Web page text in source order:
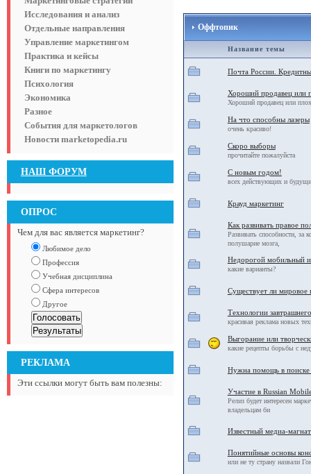
Исследования и анализ
Отдельные направления
Управление маркетингом
Практика и кейсы
Книги по маркетингу
Психология
Экономика
Разное
События для маркетологов
Новости marketopedia.ru
НАШ ФОРУМ
ОПРОС
Чем для вас является маркетинг?
Любимое дело
Профессия
Учебная дисциплина
Сфера интересов
Другое
РЕКЛАМА
Эти ссылки могут быть вам полезны:
Оффтопик
Название темы
Почта России.
Хороший продавец или
Хороший продавец или
На что способны лазеры
очень красиво!
Скоро выборы
прочитайте пожалуйста
С новым годом!
всех действующих и
Крауд маркетинг
Как развивать правое
Развивать способности, за
полушарие мозга,
Недорогой мобильный
какие варианты?
Существует ли мировое
Технологии
красивая реклама новых
Выгорание или
какие рецепты борьбы с
Нужна помощь в поиске
Участие в Russian
Релиз будет интересен
владельцам би
Известный медиа-
Понятийные основы
или не ту страну назвали